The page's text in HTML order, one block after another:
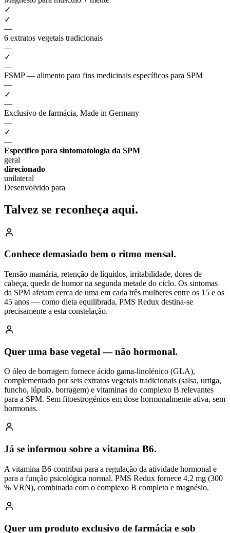
✓
✓
—
6 extratos vegetais tradicionais
—
✓
—
FSMP — alimento para fins medicinais específicos para SPM
—
✓
—
Exclusivo de farmácia, Made in Germany
—
✓
—
Específico para sintomatologia da SPM
geral
direcionado
unilateral
Desenvolvido para
Talvez se reconheça aqui.
Conhece demasiado bem o ritmo mensal.
Tensão mamária, retenção de líquidos, irritabilidade, dores de
cabeça, queda de humor na segunda metade do ciclo. Os sintomas
da SPM afetam cerca de uma em cada três mulheres entre os 15 e os
45 anos — como dieta equilibrada, PMS Redux destina-se
precisamente a esta constelação.
Quer uma base vegetal — não hormonal.
O óleo de borragem fornece ácido gama-linolénico (GLA),
complementado por seis extratos vegetais tradicionais (salsa, urtiga,
funcho, lúpulo, borragem) e vitaminas do complexo B relevantes
para a SPM. Sem fitoestrogénios em dose hormonalmente ativa, sem
hormonas.
Já se informou sobre a vitamina B6.
A vitamina B6 contribui para a regulação da atividade hormonal e
para a função psicológica normal. PMS Redux fornece 4,2 mg (300
% VRN), combinada com o complexo B completo e magnésio.
Quer um produto exclusivo de farmácia e sob